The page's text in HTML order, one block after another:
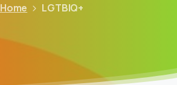
Home LGTBIQ+